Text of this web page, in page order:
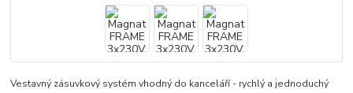
Vestavný zásuvkový systém vhodný do kanceláří - rychlý a jednoduchý